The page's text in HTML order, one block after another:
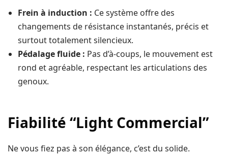
Frein à induction : Ce système offre des
changements de résistance instantanés, précis et
surtout totalement silencieux.
Pédalage fluide : Pas d’à-coups, le mouvement est
rond et agréable, respectant les articulations des
genoux.
Fiabilité “Light Commercial”
Ne vous fiez pas à son élégance, c’est du solide.